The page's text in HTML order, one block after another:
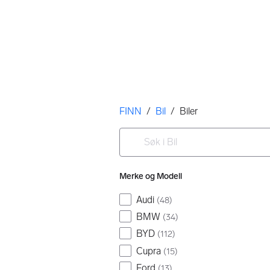
Her er du
FINN / Bil / Biler
Filtre
Søk i Bil
Merke og Modell
Audi (48)
BMW (34)
BYD (112)
Cupra (15)